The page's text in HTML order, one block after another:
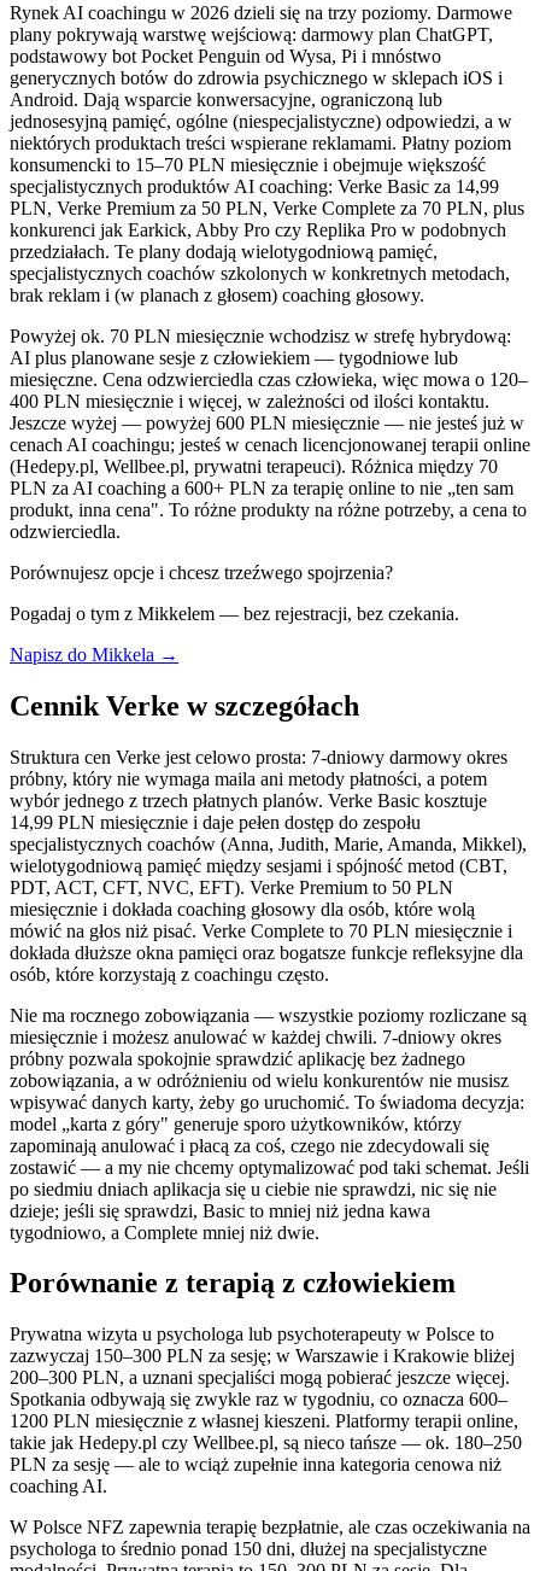
Rynek AI coachingu w 2026 dzieli się na trzy poziomy. Darmowe
plany pokrywają warstwę wejściową: darmowy plan ChatGPT,
podstawowy bot Pocket Penguin od Wysa, Pi i mnóstwo
generycznych botów do zdrowia psychicznego w sklepach iOS i
Android. Dają wsparcie konwersacyjne, ograniczoną lub
jednosesyjną pamięć, ogólne (niespecjalistyczne) odpowiedzi, a w
niektórych produktach treści wspierane reklamami. Płatny poziom
konsumencki to 15–70 PLN miesięcznie i obejmuje większość
specjalistycznych produktów AI coaching: Verke Basic za 14,99
PLN, Verke Premium za 50 PLN, Verke Complete za 70 PLN, plus
konkurenci jak Earkick, Abby Pro czy Replika Pro w podobnych
przedziałach. Te plany dodają wielotygodniową pamięć,
specjalistycznych coachów szkolonych w konkretnych metodach,
brak reklam i (w planach z głosem) coaching głosowy.
Powyżej ok. 70 PLN miesięcznie wchodzisz w strefę hybrydową:
AI plus planowane sesje z człowiekiem — tygodniowe lub
miesięczne. Cena odzwierciedla czas człowieka, więc mowa o 120–
400 PLN miesięcznie i więcej, w zależności od ilości kontaktu.
Jeszcze wyżej — powyżej 600 PLN miesięcznie — nie jesteś już w
cenach AI coachingu; jesteś w cenach licencjonowanej terapii online
(Hedepy.pl, Wellbee.pl, prywatni terapeuci). Różnica między 70
PLN za AI coaching a 600+ PLN za terapię online to nie „ten sam
produkt, inna cena". To różne produkty na różne potrzeby, a cena to
odzwierciedla.
Porównujesz opcje i chcesz trzeźwego spojrzenia?
Pogadaj o tym z Mikkelem — bez rejestracji, bez czekania.
Napisz do Mikkela →
Cennik Verke w szczegółach
Struktura cen Verke jest celowo prosta: 7-dniowy darmowy okres
próbny, który nie wymaga maila ani metody płatności, a potem
wybór jednego z trzech płatnych planów. Verke Basic kosztuje
14,99 PLN miesięcznie i daje pełen dostęp do zespołu
specjalistycznych coachów (Anna, Judith, Marie, Amanda, Mikkel),
wielotygodniową pamięć między sesjami i spójność metod (CBT,
PDT, ACT, CFT, NVC, EFT). Verke Premium to 50 PLN
miesięcznie i dokłada coaching głosowy dla osób, które wolą
mówić na głos niż pisać. Verke Complete to 70 PLN miesięcznie i
dokłada dłuższe okna pamięci oraz bogatsze funkcje refleksyjne dla
osób, które korzystają z coachingu często.
Nie ma rocznego zobowiązania — wszystkie poziomy rozliczane są
miesięcznie i możesz anulować w każdej chwili. 7-dniowy okres
próbny pozwala spokojnie sprawdzić aplikację bez żadnego
zobowiązania, a w odróżnieniu od wielu konkurentów nie musisz
wpisywać danych karty, żeby go uruchomić. To świadoma decyzja:
model „karta z góry" generuje sporo użytkowników, którzy
zapominają anulować i płacą za coś, czego nie zdecydowali się
zostawić — a my nie chcemy optymalizować pod taki schemat. Jeśli
po siedmiu dniach aplikacja się u ciebie nie sprawdzi, nic się nie
dzieje; jeśli się sprawdzi, Basic to mniej niż jedna kawa
tygodniowo, a Complete mniej niż dwie.
Porównanie z terapią z człowiekiem
Prywatna wizyta u psychologa lub psychoterapeuty w Polsce to
zazwyczaj 150–300 PLN za sesję; w Warszawie i Krakowie bliżej
200–300 PLN, a uznani specjaliści mogą pobierać jeszcze więcej.
Spotkania odbywają się zwykle raz w tygodniu, co oznacza 600–
1200 PLN miesięcznie z własnej kieszeni. Platformy terapii online,
takie jak Hedepy.pl czy Wellbee.pl, są nieco tańsze — ok. 180–250
PLN za sesję — ale to wciąż zupełnie inna kategoria cenowa niż
coaching AI.
W Polsce NFZ zapewnia terapię bezpłatnie, ale czas oczekiwania na
psychologa to średnio ponad 150 dni, dłużej na specjalistyczne